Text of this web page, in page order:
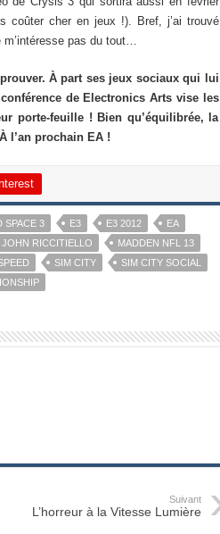
coûter cher en jeux !). Bref, j’ai trouvé
pas du tout…
À part ses jeux sociaux qui lui
de Electronics Arts vise les
porte-feuille ! Bien qu’équilibrée, la
l’an prochain EA !
SPACE 3 E3 E3 2012
EA
JOHN RICCITIELLO
MADDEN NFL 13
SIM CITY
SIM CITY SOCIAL
Suivant
L’horreur à la Vitesse Lumière